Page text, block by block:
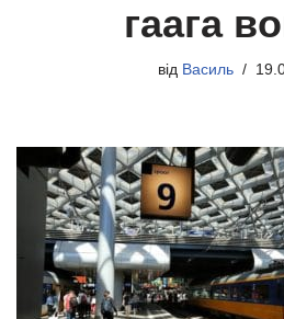
гаага
від Василь